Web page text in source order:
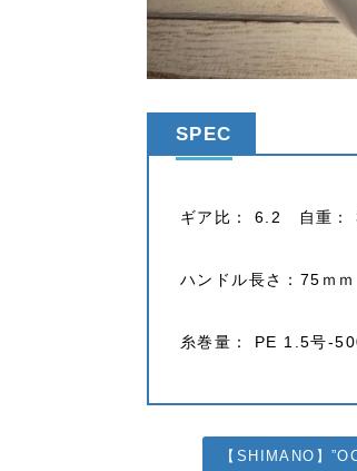
SPEC
ギア比： 6.2 自重：
ハンドル長さ：75ｍ
糸巻量： PE 1.5号-
【SHIMANO】